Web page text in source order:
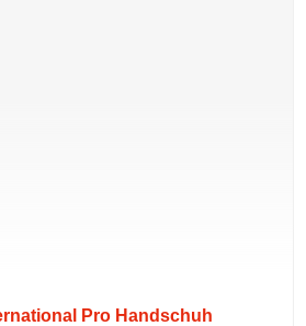
Pro Handschuh